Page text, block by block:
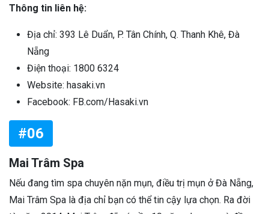
Thông tin liên hệ:
Địa chỉ: 393 Lê Duẩn, P. Tân Chính, Q. Thanh Khê, Đà
Nẵng
Điện thoại: 1800 6324
Website: hasaki.vn
Facebook: FB.com/Hasaki.vn
#06
Mai Trâm Spa
Nếu đang tìm spa chuyên nặn mụn, điều trị mụn ở Đà Nẵng,
Mai Trâm Spa là địa chỉ bạn có thể tin cậy lựa chọn. Ra đời